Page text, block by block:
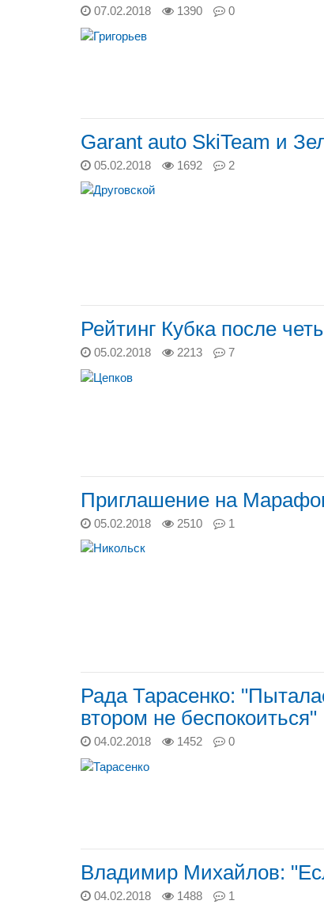
07.02.2018 1390
0
Garant auto SkiTeam и
05.02.2018 1692
2
Рейтинг Кубка после
05.02.2018 2213
7
Приглашение на
05.02.2018 2510
1
Рада Тарасенко:
втором не беспокоиться"
04.02.2018 1452
0
Владимир Михайлов:
04.02.2018 1488 1